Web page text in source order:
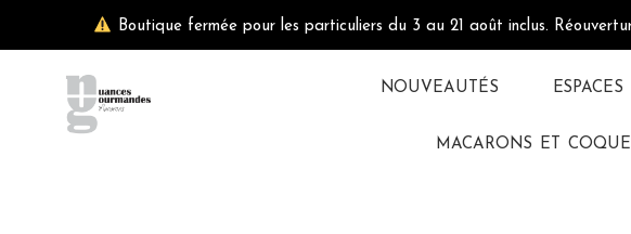
au
Boutique fermée pour les particuliers du 3 au 21 août inclus.
NOUVEAUTÉS
MACARONS ET